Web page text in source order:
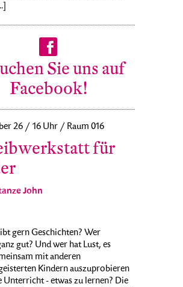
Sie uns auf
Facebook!
26 / 16 Uhr / Raum 016
für
John
gern Geschichten? Wer
gut? Und wer hat Lust, es
mit anderen
Kindern auszuprobieren
Unterricht - etwas zu lernen? Die